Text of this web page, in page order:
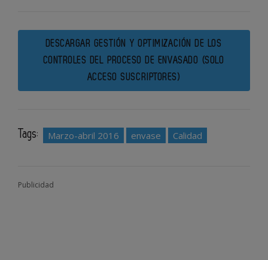
DESCARGAR GESTIÓN Y OPTIMIZACIÓN DE LOS
CONTROLES DEL PROCESO DE ENVASADO (SOLO
ACCESO SUSCRIPTORES)
Tags: Marzo-abril 2016 envase Calidad
Publicidad